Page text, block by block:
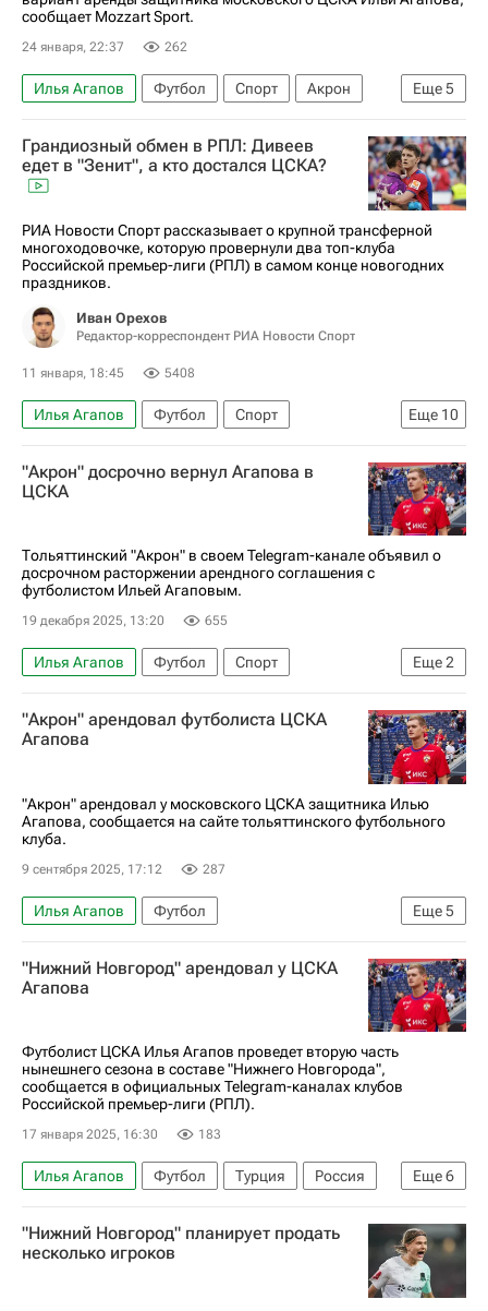
сообщает Mozzart Sport.
24 января, 22:37 262
Еще5
Илья Агапов Футбол Спорт
Акрон
Союз европейских футбольных ассоциаций (УЕФА)
Артем Шуманский
Партизан
ПФК ЦСКА
Нижний Новгород
Грандиозный обмен в РПЛ: Дивеев
едет в "Зенит", а кто достался ЦСКА?
РИА Новости Спорт рассказывает о крупной трансферной
многоходовочке, которую провернули два топ-клуба
Российской премьер-лиги (РПЛ) в самом конце новогодних
праздников.
Иван Орехов
Редактор-корреспондент РИА Новости Спорт
11 января, 18:45 5408
Еще 10
Илья Агапов Футбол
Спорт
Авторы РИА Новости Спорт
Материалы РИА Спорт
Зенит
ПФК ЦСКА
РПЛ 2026-2027 (Чемпионат России по футболу)
Трансферы в РПЛ
Игорь Дивеев
Лусиано Гонду
Балтика Трансферы
"Акрон" досрочно вернул Агапова в
ЦСКА
Тольяттинский "Акрон" в своем Telegram-канале объявил о
досрочном расторжении арендного соглашения с
футболистом Ильей Агаповым.
19 декабря 2025, 13:20 655
Еще2
Илья Агапов Футбол
Спорт
ПФК ЦСКА
Акрон (Тольятти)
"Акрон" арендовал футболиста ЦСКА
Агапова
"Акрон" арендовал у московского ЦСКА защитника Илью
Агапова, сообщается на сайте тольяттинского футбольного
клуба.
9 сентября 2025, 17:12 287
Еще5
Илья Агапов
Футбол
Кубок России по футболу
Акрон (Тольятти)
ПФК ЦСКА
Нижний Новгород Спорт
"Нижний Новгород" арендовал у ЦСКА
Агапова
Футболист ЦСКА Илья Агапов проведет вторую часть
нынешнего сезона в составе "Нижнего Новгорода",
сообщается в официальных Telegram-каналах клубов
Российской премьер-лиги (РПЛ).
17 января 2025, 16:30 183
Еще6
Илья Агапов Футбол Турция
Россия
ПФК ЦСКА
Нижний Новгород
Кубок России по футболу
Трансферы
"Нижний Новгород" планирует продать
несколько игроков